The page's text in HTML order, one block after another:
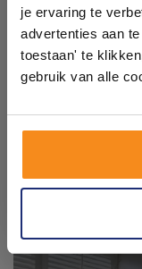
je ervaring te
advertenties aan
toestaan' te
gebruik van alle
Zonder overloop
Omkeerbaar
Laat je
ervaren
tegels &
Kom